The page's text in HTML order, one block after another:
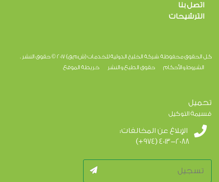
اتصل بنا
الترشيحات
كل الحقوق محفوظة .شركة الخليج الدولية للخدمات (ش.م.ق) 2017 © حقوق النشر .
الشروط والأحكام
حقوق الطبع والنشر خريطة الموقع
تحميل
قسيمة التوكيل
الإبلاغ عن المخالفات:
(+974) 4013-2088